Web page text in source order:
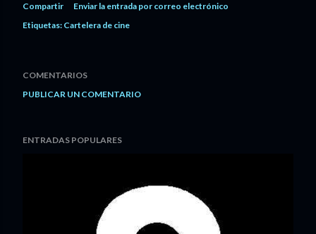
Compartir
Enviar la entrada por correo electrónico
Etiquetas: Cartelera de cine
COMENTARIOS
PUBLICAR UN COMENTARIO
ENTRADAS POPULARES